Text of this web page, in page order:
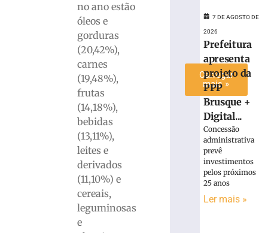
no ano estão
óleos e
gorduras
(20,42%),
carnes
(19,48%),
frutas
(14,18%),
bebidas
(13,11%),
leites e
derivados
(11,10%) e
cereais,
leguminosas
e
mais
Carregar
mais »
7 DE AGOSTO DE
2026
Prefeitura
apresenta
projeto da
PPP
Brusque +
Digital...
Concessão
administrativa
prevê
investimentos
pelos próximos
25 anos
Ler mais »